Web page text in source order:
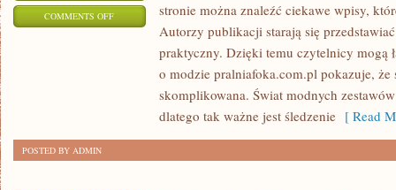
COMMENTS OFFON
stronie można znaleźć ciekawe wpisy,
Autorzy publikacji starają się
praktyczny. Dzięki temu czytelnicy mogą
o modzie pralniafoka.com.pl pokazuje,
skomplikowana. Świat modnych
dlatego tak ważne jest śledzenie [ Read
POSTED BY ADMIN